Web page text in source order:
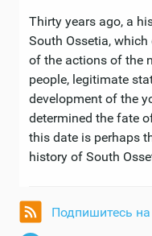
Thirty years ago, a
South Ossetia,
of the actions of the
people, legitimate
development of the
determined the fate
this date is perhaps
history of South
Подпишитесь на